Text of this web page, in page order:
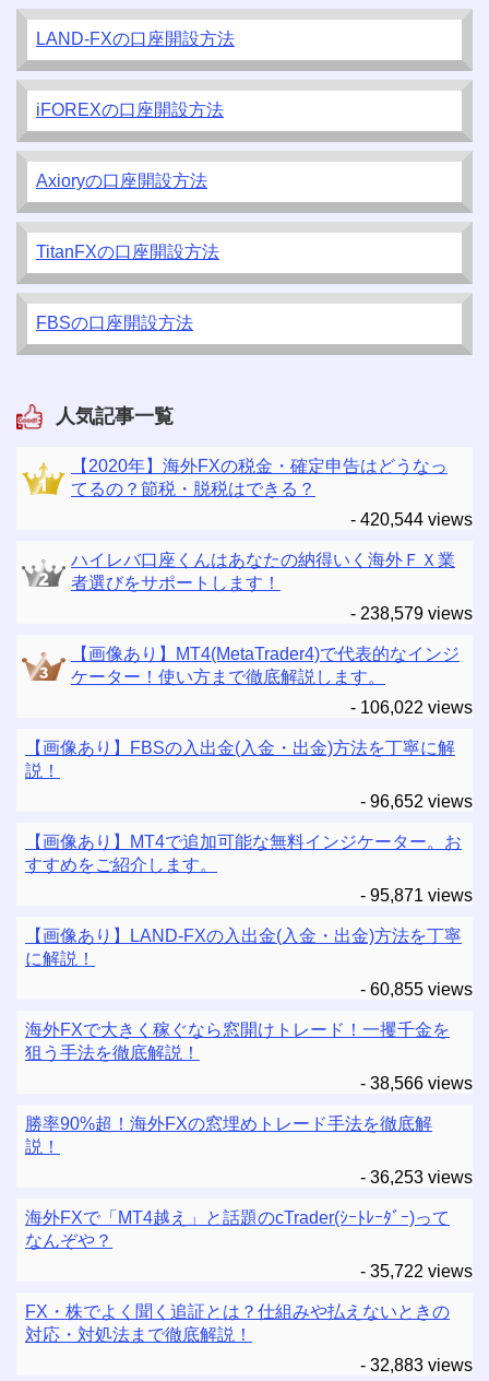
LAND-FXの口座開設方法
iFOREXの口座開設方法
Axioryの口座開設方法
TitanFXの口座開設方法
FBSの口座開設方法
人気記事一覧
【2020年】海外FXの税金・確定申告はどうなっ
てるの？節税・脱税はできる？
- 420,544 views
ハイレバ口座くんはあなたの納得いく海外ＦＸ業
者選びをサポートします！
- 238,579 views
【画像あり】MT4(MetaTrader4)で代表的なインジ
ケーター！使い方まで徹底解説します。
- 106,022 views
【画像あり】FBSの入出金(入金・出金)方法を丁寧に解
説！
- 96,652 views
【画像あり】MT4で追加可能な無料インジケーター。お
すすめをご紹介します。
- 95,871 views
【画像あり】LAND-FXの入出金(入金・出金)方法を丁寧
に解説！
- 60,855 views
海外FXで大きく稼ぐなら窓開けトレード！一攫千金を
狙う手法を徹底解説！
- 38,566 views
勝率90%超！海外FXの窓埋めトレード手法を徹底解
説！
- 36,253 views
海外FXで「MT4越え」と話題のcTrader(ｼｰﾄﾚｰﾀﾞｰ)って
なんぞや？
- 35,722 views
FX・株でよく聞く追証とは？仕組みや払えないときの
対応・対処法まで徹底解説！
- 32,883 views